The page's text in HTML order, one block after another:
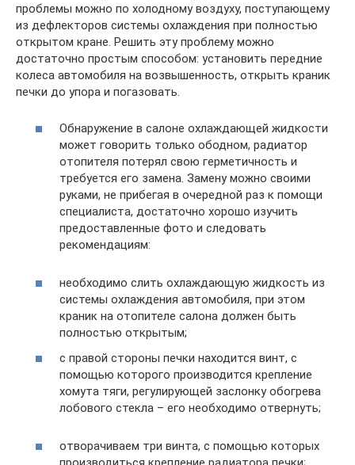
проблемы можно по холодному воздуху, поступающему
из дефлекторов системы охлаждения при полностью
открытом кране. Решить эту проблему можно
достаточно простым способом: установить передние
колеса автомобиля на возвышенность, открыть краник
печки до упора и погазовать.
Обнаружение в салоне охлаждающей жидкости
может говорить только ободном, радиатор
отопителя потерял свою герметичность и
требуется его замена. Замену можно своими
руками, не прибегая в очередной раз к помощи
специалиста, достаточно хорошо изучить
предоставленные фото и следовать
рекомендациям:
необходимо слить охлаждающую жидкость из
системы охлаждения автомобиля, при этом
краник на отопителе салона должен быть
полностью открытым;
с правой стороны печки находится винт, с
помощью которого производится крепление
хомута тяги, регулирующей заслонку обогрева
лобового стекла – его необходимо отвернуть;
отворачиваем три винта, с помощью которых